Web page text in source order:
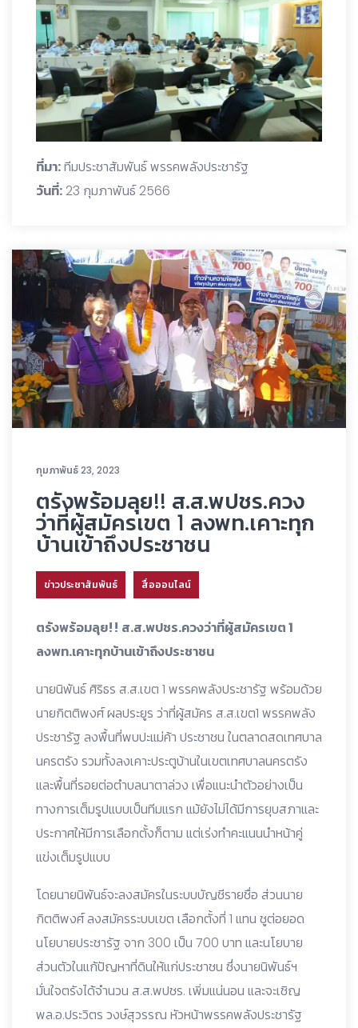
ที่มา:ทีมประชาสัมพันธ์ พรรคพลังประชารัฐ
วันที่: 23 กุมภาพันธ์ 2566
กุมภาพันธ์ 23, 2023
ตรังพร้อมลุย!! ส.ส.พปชร.ควง
ว่าที่ผู้สมัครเขต 1 ลงพท.เคาะทุก
บ้านเข้าถึงประชาชน
ข่าวประชาสัมพันธ์ สื่อออนไลน์
ตรังพร้อมลุย!! ส.ส.พปชร.ควงว่าที่ผู้สมัครเขต 1
ลงพท.เคาะทุกบ้านเข้าถึงประชาชน
นายนิพันธ์ ศิริธร ส.ส.เขต 1 พรรคพลังประชารัฐ พร้อมด้วย
นายกิตติพงศ์ ผลประยูร ว่าที่ผู้สมัคร ส.ส.เขต1 พรรคพลัง
ประชารัฐ ลงพื้นที่พบปะแม่ค้า ประชาชน ในตลาดสดเทศบาล
นครตรัง รวมทั้งลงเคาะประตูบ้านในเขตเทศบาลนครตรัง
และพื้นที่รอยต่อตำบลนาตาล่วง เพื่อแนะนำตัวอย่างเป็น
ทางการเต็มรูปแบบเป็นทีมแรก แม้ยังไม่ได้มีการยุบสภาและ
ประกาศให้มีการเลือกตั้งก็ตาม แต่เร่งทำคะแนนนำหน้าคู่
แข่งเต็มรูปแบบ
โดยนายนิพันธ์จะลงสมัครในระบบบัญชีรายชื่อ ส่วนนาย
กิตติพงศ์ ลงสมัครระบบเขต เลือกตั้งที่ 1 แทน ชูต่อยอด
นโยบายประชารัฐ จาก 300 เป็น 700 บาท และนโยบาย
ส่วนตัวในแก้ปัญหาที่ดินให้แก่ประชาชน ซึ่งนายนิพันธ์ฯ
มั่นใจตรังได้จำนวน ส.ส.พปชร. เพิ่มแน่นอน และจะเชิญ
พล.อ.ประวิตร วงษ์สุวรรณ หัวหน้าพรรคพลังประชารัฐ